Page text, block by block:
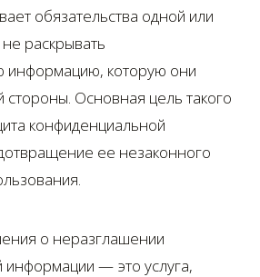
обязательства одной или
раскрывать
информацию, которую они
стороны. Основная цель такого
конфиденциальной
ее незаконного
о неразглашении
— это услуга,